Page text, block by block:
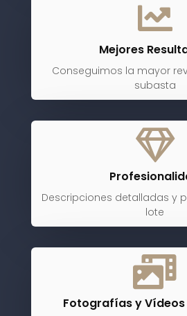

Mejores
Conseguimos la mayor
subasta

Descripciones detalladas y
lote

Fotografías y Vídeos